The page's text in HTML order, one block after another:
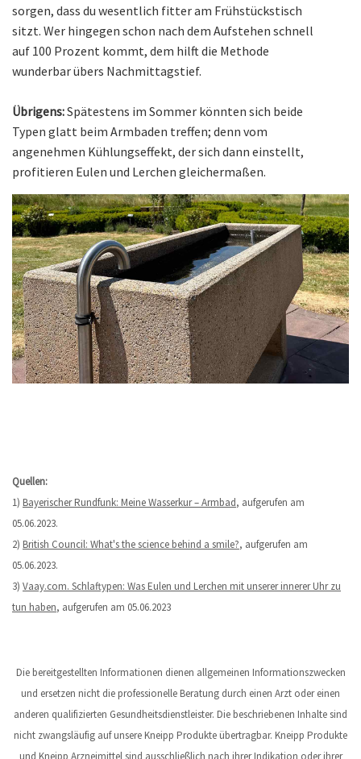
sorgen, dass du wesentlich fitter am Frühstückstisch
sitzt. Wer hingegen schon nach dem Aufstehen schnell
auf 100 Prozent kommt, dem hilft die Methode
wunderbar übers Nachmittagstief.
Übrigens:Spätestens im Sommer könnten sich beide
Typen glatt beim Armbaden treffen; denn vom
angenehmen Kühlungseffekt, der sich dann einstellt,
profitieren Eulen und Lerchen gleichermaßen.
Quellen:
1) Bayerischer Rundfunk: Meine Wasserkur – Armbad, aufgerufen am
05.06.2023.
2) British Council: What's the science behind a smile?, aufgerufen am
05.06.2023.
3) Vaay.com. Schlaftypen: Was Eulen und Lerchen mit unserer innerer Uhr zu
tun haben, aufgerufen am 05.06.2023
Die bereitgestellten Informationen dienen allgemeinen Informationszwecken
und ersetzen nicht die professionelle Beratung durch einen Arzt oder einen
anderen qualifizierten Gesundheitsdienstleister. Die beschriebenen Inhalte sind
nicht zwangsläufig auf unsere Kneipp Produkte übertragbar. Kneipp Produkte
und Kneipp Arzneimittel sind ausschließlich nach ihrer Indikation oder ihrer